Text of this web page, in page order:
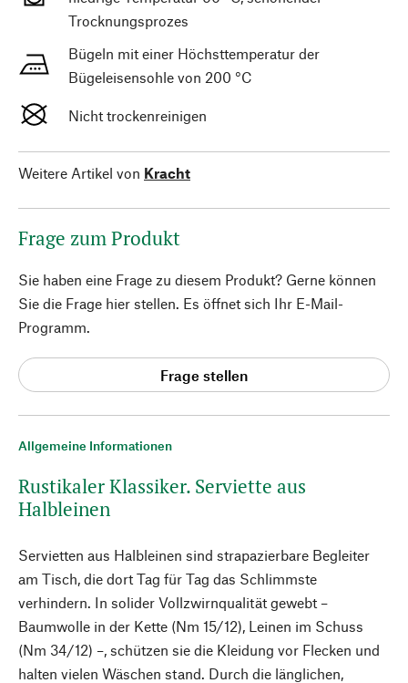
Allgemeine Informationen
Rustikaler Klassiker. Serviette aus
Halbleinen
Servietten aus Halbleinen sind strapazierbare Begleiter
am Tisch, die dort Tag für Tag das Schlimmste
verhindern. In solider Vollzwirnqualität gewebt –
Baumwolle in der Kette (Nm 15/12), Leinen im Schuss
(Nm 34/12) –, schützen sie die Kleidung vor Flecken und
halten vielen Wäschen stand. Durch die länglichen,
Trocknungsprozes
Bügeln mit einer Höchsttemperatur der
Bügeleisensohle von 200 °C
Nicht trockenreinigen
Weitere Artikel von Kracht
Frage zum Produkt
Sie haben eine Frage zu diesem Produkt? Gerne können
Sie die Frage hier stellen. Es öffnet sich Ihr E-Mail-
Programm.
Frage stellen